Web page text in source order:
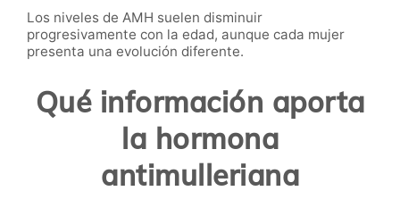
Los niveles de AMH suelen disminuir
progresivamente con la edad, aunque cada mujer
presenta una evolución diferente.
Qué información aporta
la hormona
antimulleriana